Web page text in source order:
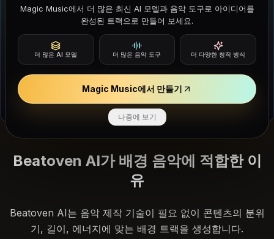
보컬 도구
Singing Test
로 평가하세요.
Singing Test 체험하기
Beatoven AI가 배경 음악에 적합한 이
유
Beatoven AI는 음악 제작 기술이 필요 없이 콘텐츠의 분위
기, 길이, 에너지에 맞는 배경 트랙을 생성합니다.
Magic Music에서 더 많은 최신 AI 모델과 음악 도구로 아이디어를
완성된 트랙으로 만들어 보세요.
더 많은 AI 모델 더 많은 음악 도구 더 다양한 창작 방식
Magic Music에서 만들기
나중에 보기